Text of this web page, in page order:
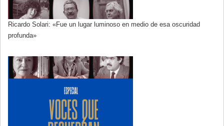
Ricardo Solari: «Fue un lugar luminoso en medio de esa oscuridad
profunda»